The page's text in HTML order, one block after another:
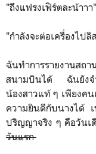
"ถึงแฟรงเฟิร์ตละน้าาา"
"กำลังจะต่อเครื่องไป
ฉันทำการรายงานส
สนามบินได้ ฉันยังจ
น้องสาวแท้ ๆ เพียงค
ความยินดีกับนางได้
ปริญญาจริง ๆ คือวันเ
วันแรก